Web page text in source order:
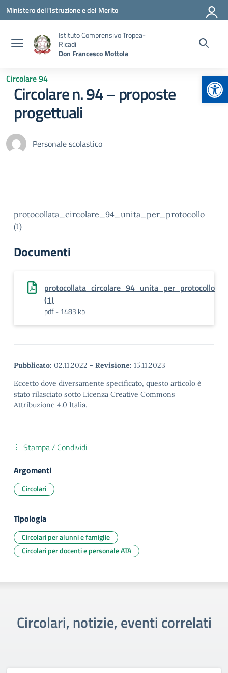
Vai ai contenuti
Vai al menu di navigazione
Vai al footer
Ministero dell'Istruzione e del Merito
Istituto Comprensivo Tropea-
Ricadi
Don Francesco Mottola
Circolare 94
Circolare n. 94 – proposte
progettuali
Personale scolastico
protocollata_circolare_94_unita_per_protocollo
(1)
Documenti
protocollata_circolare_94_unita_per_protocollo
(1)
pdf - 1483 kb
Pubblicato: 02.11.2022 - Revisione: 15.11.2023
Eccetto dove diversamente specificato, questo articolo è
stato rilasciato sotto Licenza Creative Commons
Attribuzione 4.0 Italia.
Stampa / Condividi
Argomenti
Circolari
Tipologia
Circolari per alunni e famiglie
Circolari per docenti e personale ATA
Circolari, notizie, eventi correlati